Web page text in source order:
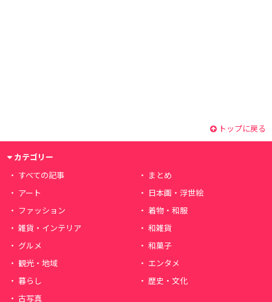
トップに戻る
カテゴリー
すべての記事
まとめ
アート
日本画・浮世絵
ファッション
着物・和服
雑貨・インテリア
和雑貨
グルメ
和菓子
観光・地域
エンタメ
暮らし
歴史・文化
古写真